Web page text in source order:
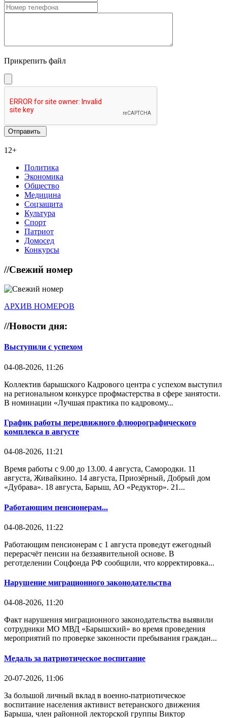
Прикрепить файл
12+
Политика
Экономика
Общество
Медицина
Соцзащита
Культура
Спорт
Патриот
Домосед
Конкурсы
//Свежий номер
АРХИВ НОМЕРОВ
//Новости дня:
Выступили с успехом
04-08-2026, 11:26
Коллектив барышского Кадрового центра с успехом выступил
на региональном конкурсе профмастерства в сфере занятости.
В номинации «Лучшая практика по кадровому...
График работы передвижного флюорографического
комплекса в августе
04-08-2026, 11:21
Время работы с 9.00 до 13.00. 4 августа, Самородки. 11
августа, Живайкино. 14 августа, Приозёрный, Добрый дом
«Дубрава». 18 августа, Барыш, АО «Редуктор». 21...
Работающим пенсионерам...
04-08-2026, 11:22
Работающим пенсионерам с 1 августа проведут ежегодный
перерасчёт пенсии на беззаявительной основе. В
реготделении Соцфонда РФ сообщили, что корректировка...
Нарушение миграционного законодательства
04-08-2026, 11:20
Факт нарушения миграционного законодательства выявили
сотрудники МО МВД «Барышский» во время проведения
мероприятий по проверке законности пребывания граждан...
Медаль за патриотическое воспитание
20-07-2026, 11:06
За большой личный вклад в военно-патриотическое
воспитание населения активист ветеранского движения
Барыша, член районной лекторской группы Виктор